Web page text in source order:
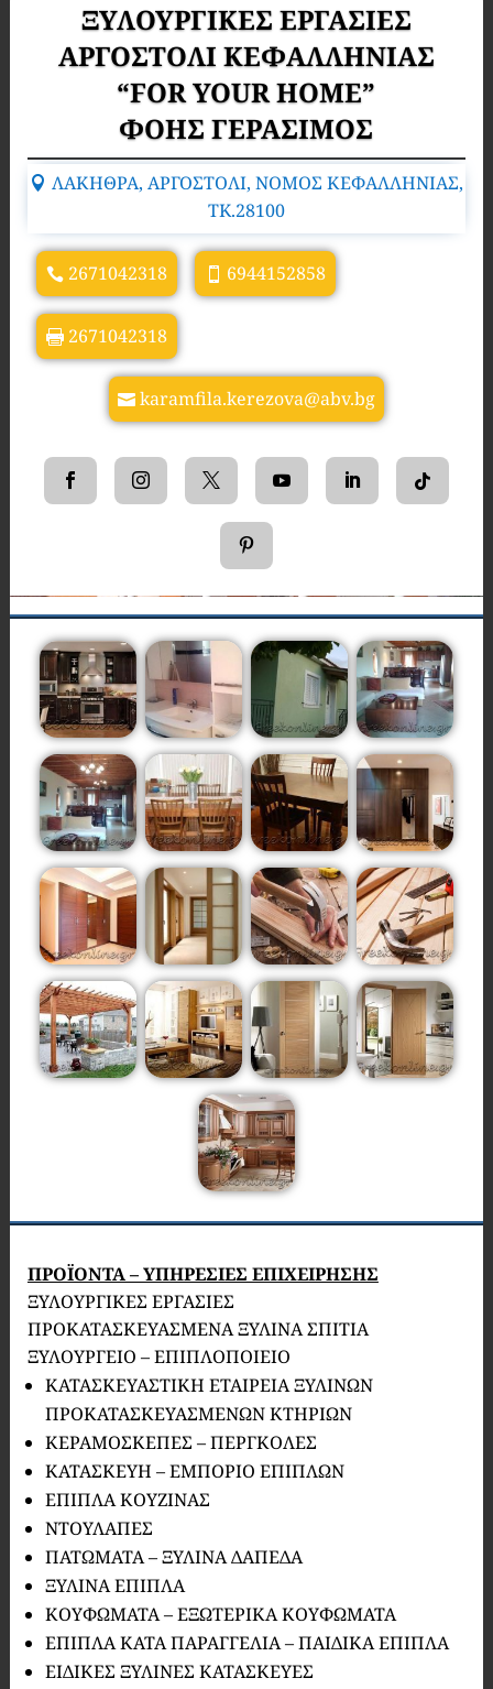
ΞΥΛΟΥΡΓΙΚΕΣ ΕΡΓΑΣΙΕΣ
ΑΡΓΟΣΤΟΛΙ ΚΕΦΑΛΛΗΝΙΑΣ
“FOR YOUR HOME”
ΦΟΗΣ ΓΕΡΑΣΙΜΟΣ
ΛΑΚΗΘΡΑ, ΑΡΓΟΣΤΟΛΙ, ΝΟΜΟΣ ΚΕΦΑΛΛΗΝΙΑΣ,
TK.28100
2671042318 6944152858
2671042318
karamfila.kerezova@abv.bg
ΠΡΟΪΟΝΤΑ – ΥΠΗΡΕΣΙΕΣ ΕΠΙΧΕΙΡΗΣΗΣ
ΞΥΛΟΥΡΓΙΚΕΣ ΕΡΓΑΣΙΕΣ
ΠΡΟΚΑΤΑΣΚΕΥΑΣΜΕΝΑ ΞΥΛΙΝΑ ΣΠΙΤΙΑ
ΞΥΛΟΥΡΓΕΙΟ – ΕΠΙΠΛΟΠΟΙΕΙΟ
ΚΑΤΑΣΚΕΥΑΣΤΙΚΗ ΕΤΑΙΡΕΙΑ ΞΥΛΙΝΩΝ
ΠΡΟΚΑΤΑΣΚΕΥΑΣΜΕΝΩΝ ΚΤΗΡΙΩΝ
ΚΕΡΑΜΟΣΚΕΠΕΣ – ΠΕΡΓΚΟΛΕΣ
ΚΑΤΑΣΚΕΥΗ – ΕΜΠΟΡΙΟ ΕΠΙΠΛΩΝ
ΕΠΙΠΛΑ ΚΟΥΖΙΝΑΣ
ΝΤΟΥΛΑΠΕΣ
ΠΑΤΩΜΑΤΑ – ΞΥΛΙΝΑ ΔΑΠΕΔΑ
ΞΥΛΙΝΑ ΕΠΙΠΛΑ
ΚΟΥΦΩΜΑΤΑ – ΕΞΩΤΕΡΙΚΑ ΚΟΥΦΩΜΑΤΑ
ΕΠΙΠΛΑ ΚΑΤΑ ΠΑΡΑΓΓΕΛΙΑ – ΠΑΙΔΙΚΑ ΕΠΙΠΛΑ
ΕΙΔΙΚΕΣ ΞΥΛΙΝΕΣ ΚΑΤΑΣΚΕΥΕΣ